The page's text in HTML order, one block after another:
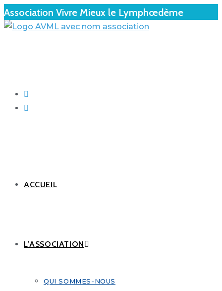
Association Vivre Mieux le Lymphœdème
ACCUEIL
L’ASSOCIATION
QUI SOMMES-NOUS